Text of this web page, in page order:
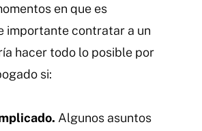
en que es
importante contratar a un
hacer todo lo posible por
si:
Algunos asuntos